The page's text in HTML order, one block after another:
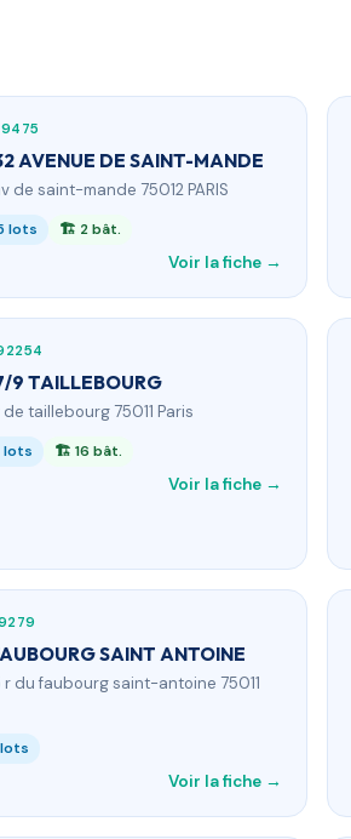
AVENUE DE SAINT-MANDE
de saint-mande 75012 PARIS
lots 🏗 2 bât.
Voir la fiche →
9 TAILLEBOURG
de taillebourg 75011 Paris
lots 🏗 16 bât.
Voir la fiche →
SAINT ANTOINE
r du faubourg saint-antoine 75011
lots
Voir la fiche →